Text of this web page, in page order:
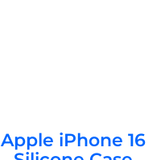
Apple iPhone 16